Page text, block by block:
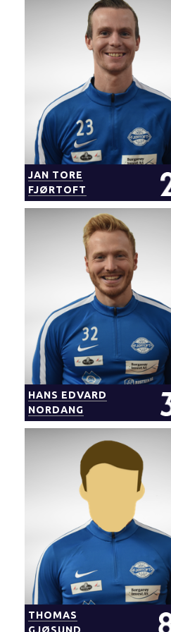
JAN TORE
FJØRTOFT
HANS EDVARD
NORDANG
THOMAS